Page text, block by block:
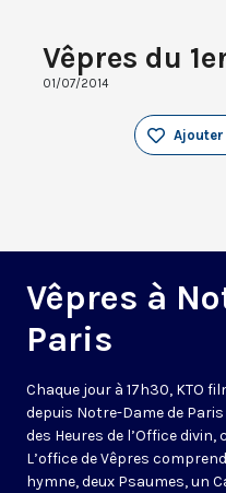
Vêpres du
01/07/2014
Vêpres à
Paris
Chaque jour à 17h30, KTO
depuis Notre-Dame de
des Heures de l’Office
L’office de Vêpres
hymne, deux Psaumes, un